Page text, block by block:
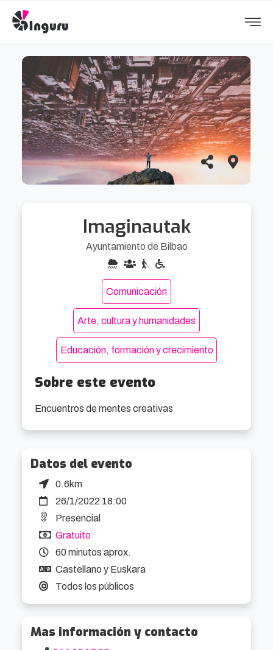
Imaginautak
Ayuntamiento de Bilbao
Comunicación
Arte, cultura y humanidades
Educación, formación y crecimiento
Sobre este evento
Encuentros de mentes creativas
Datos del evento
0.6km
26/1/2022 18:00
Presencial
Gratuito
60 minutos aprox.
Castellano y Euskara
Todos los públicos
Mas información y contacto